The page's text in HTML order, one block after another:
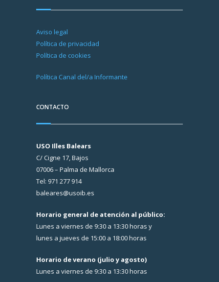
Aviso legal
Política de privacidad
Política de cookies
Política Canal del/a Informante
CONTACTO
USO Illes Balears
C/ Cigne 17, Bajos
07006 – Palma de Mallorca
Tel: 971 277 914
baleares@usoib.es
Horario general de atención al público:
Lunes a viernes de 9:30 a 13:30 horas y
lunes a jueves de 15:00 a 18:00 horas
Horario de verano (julio y agosto)
Lunes a viernes de 9:30 a 13:30 horas